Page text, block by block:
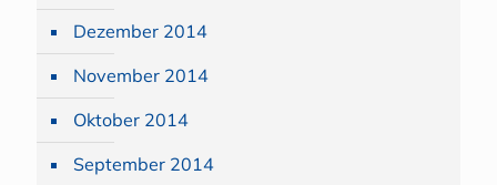
Dezember 2014
November 2014
Oktober 2014
September 2014